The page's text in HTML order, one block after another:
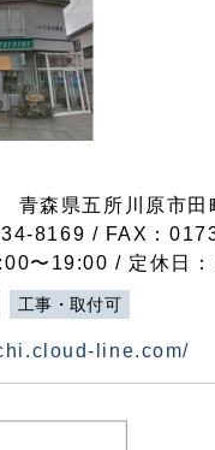
森県五所川原市田
8169 / FAX：
〜19:00 / 定休日：
工事・取付可
line.com/